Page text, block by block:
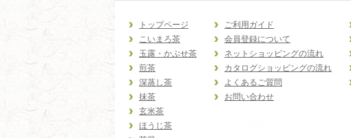
トップページ
こいまろ茶
玉露・かぶせ茶
煎茶
深蒸し茶
抹茶
玄米茶
ほうじ茶
ご利用ガイド
会員登録について
ネットショッピングの流れ
カタログショッピングの流れ
よくあるご質問
お問い合わせ